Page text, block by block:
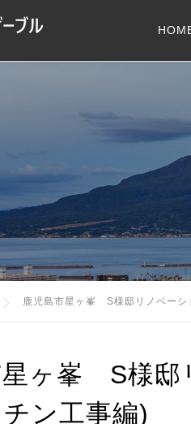
鹿児島市星ヶ峯 S様邸リノベーシ
星ヶ峯 S様邸
ン工事編)